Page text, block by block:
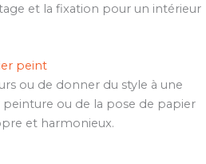
et la fixation pour un intérieur
peint
ou de donner du style à une
peinture ou de la pose de papier
et harmonieux.